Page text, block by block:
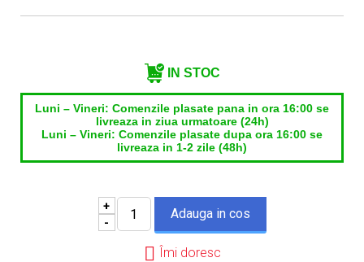
IN STOC
Luni – Vineri: Comenzile plasate pana in ora 16:00 se
livreaza in ziua urmatoare (24h)
Luni – Vineri: Comenzile plasate dupa ora 16:00 se
livreaza in 1-2 zile (48h)
+
-
Îmi doresc